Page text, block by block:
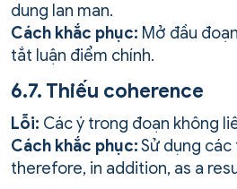
dung lan man.
Cách khắc phục: Mở đầu
tắt luận điểm chính.
6.7. Thiếu coherence
Lỗi: Các ý trong đoạn không
Cách khắc phục:Sử dụng
therefore, in addition, as a